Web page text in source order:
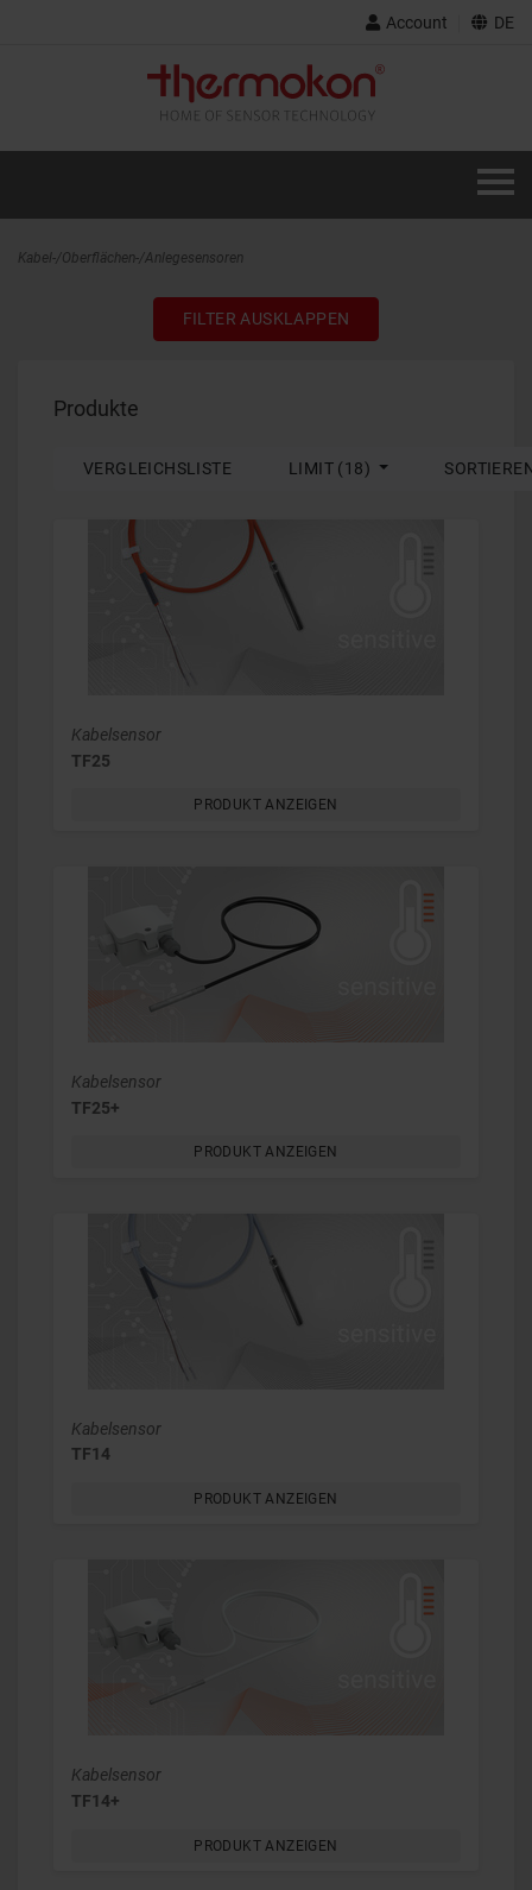
Account DE
Kabel-/Oberflächen-/Anlegesensoren
FILTER AUSKLAPPEN
Produkte
VERGLEICHSLISTE LIMIT (18)
Kabelsensor
TF25
PRODUKT ANZEIGEN
Kabelsensor
TF25+
PRODUKT ANZEIGEN
Kabelsensor
TF14
PRODUKT ANZEIGEN
Kabelsensor
TF14+
PRODUKT ANZEIGEN